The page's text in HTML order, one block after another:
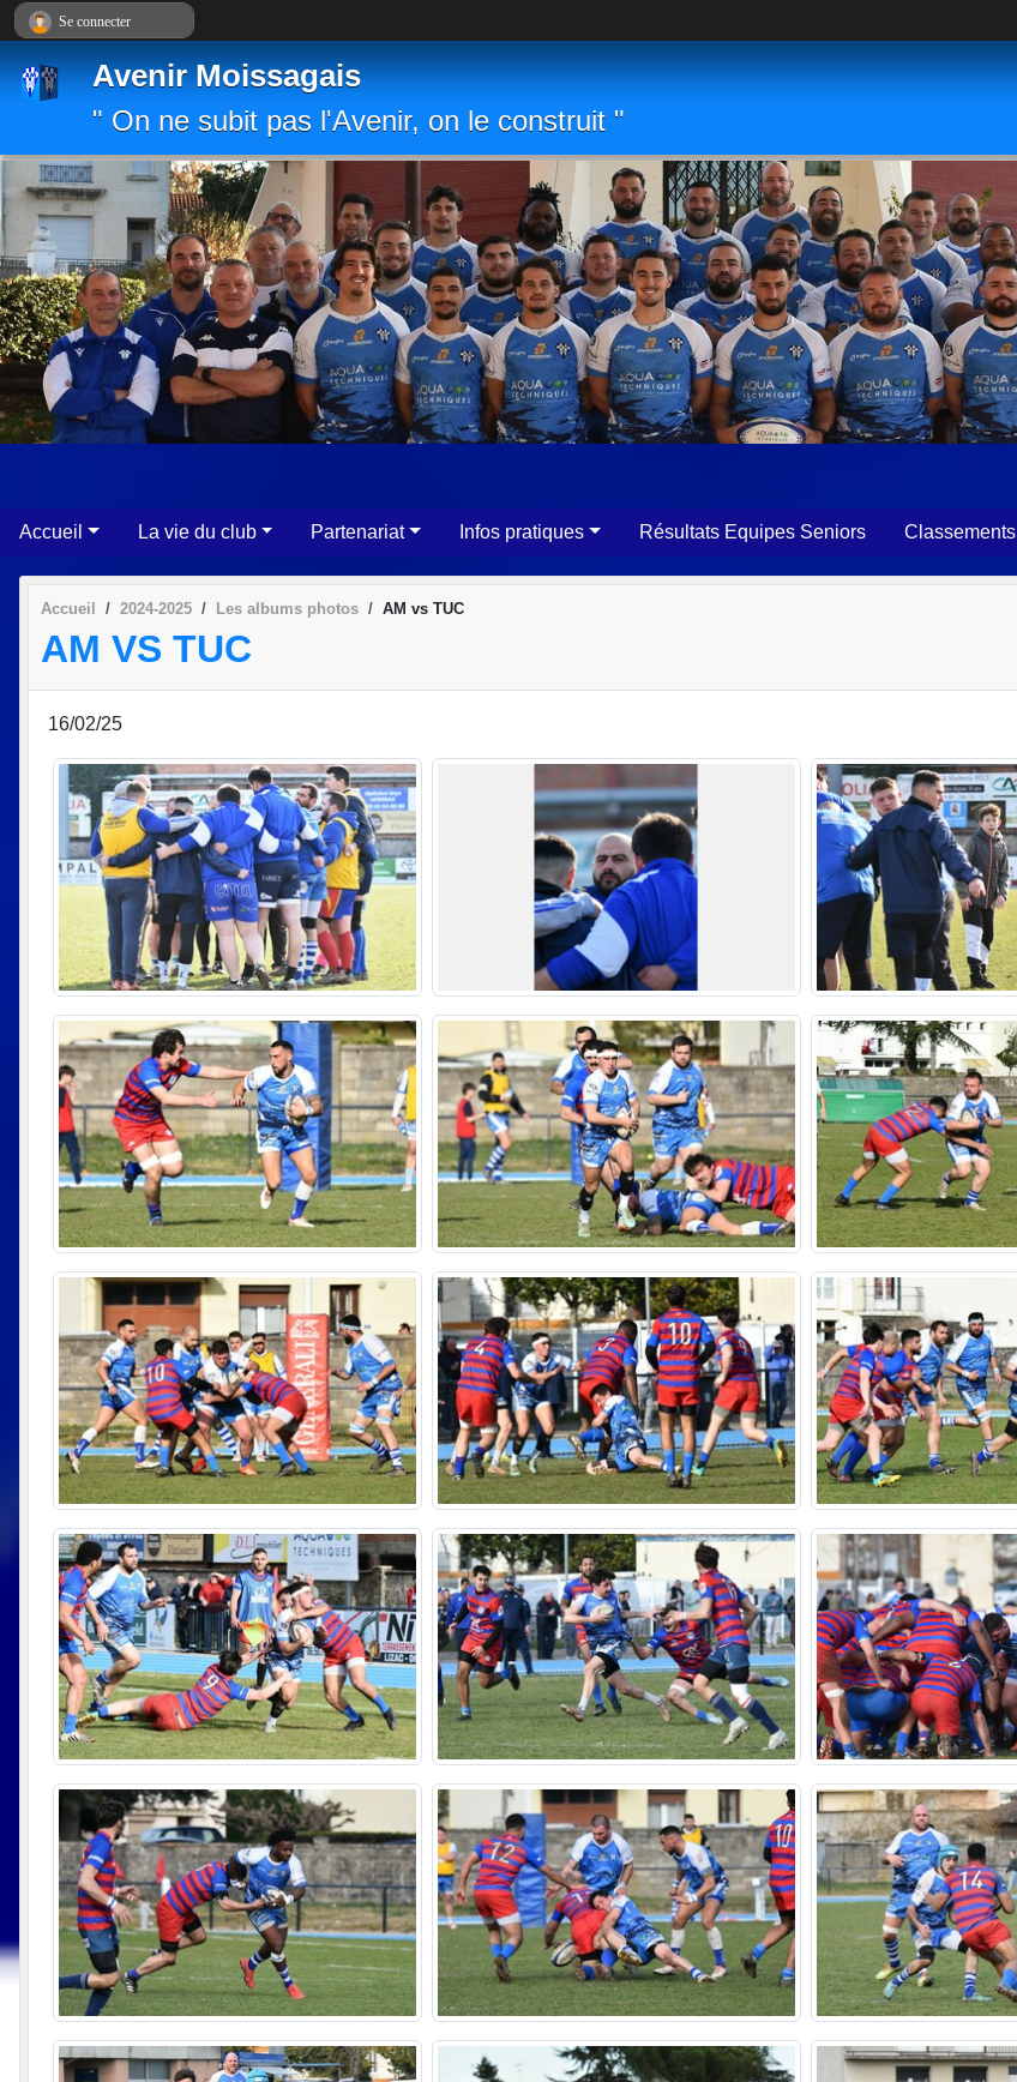
Avenir Moissagais
" On ne subit pas l'Avenir, on le construit "
Accueil La vie du club Partenariat Infos pratiques Résultats Equipes Seniors Classements
Accueil 2024-2025 Les albums photos AM vs TUC
AM VS TUC
16/02/25
Se connecter
Panneau de gestion des cookies